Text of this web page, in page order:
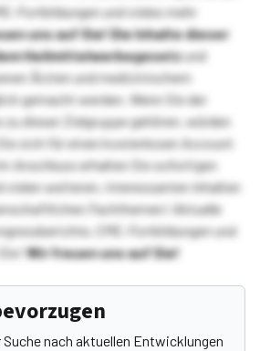
Fortbildungen und vieles mehr
uns auf Sie!Die Inhalte dieser
Heilmittelwerbegesetzund
Ärzten und medizinischem
gemacht werden. Wenn Sie der
dieser Zielgruppe gehören, würden
sich für einen kostenlosen Account
Anschluss erhalten Sie sofortigen
vielen weiteren, interessanten Inhalten
Fachthemen! Aktuelle
CME-Fortbildungen und
Wir freuen uns auf Sie!
nach aktuellen Entwicklungen